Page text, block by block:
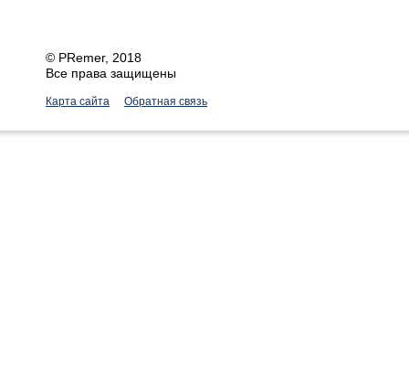
© PRemer, 2018
Все права защищены
Карта сайта Обратная связь